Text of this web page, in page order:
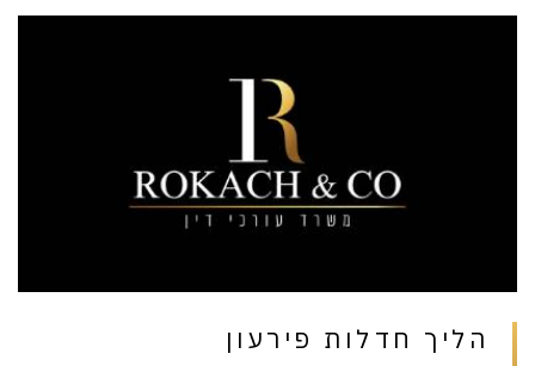
הליך חדלות פירעון